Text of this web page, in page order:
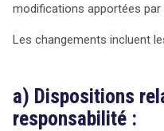
modifications apportées par
Les changements incluent
a) Dispositions
responsabilité :